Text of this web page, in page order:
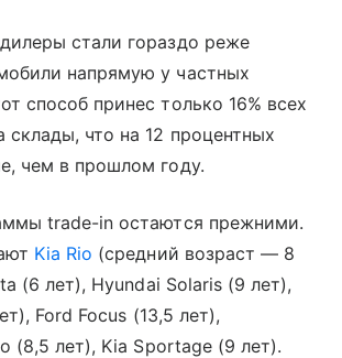
стали гораздо реже
напрямую у частных
способ принес только 16% всех
склады, что на 12 процентных
чем в прошлом году.
trade-in остаются прежними.
Kia Rio (средний возраст — 8
(6 лет), Hyundai Solaris (9 лет),
Ford Focus (13,5 лет),
(8,5 лет), Kia Sportage (9 лет).